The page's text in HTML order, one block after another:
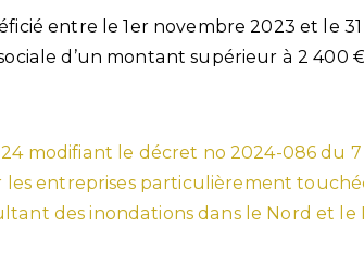
entre le 1er novembre 2023 et le
d’un montant supérieur à 2 400
modifiant le décret no 2024-086 du
entreprises particulièrement
des inondations dans le Nord et le